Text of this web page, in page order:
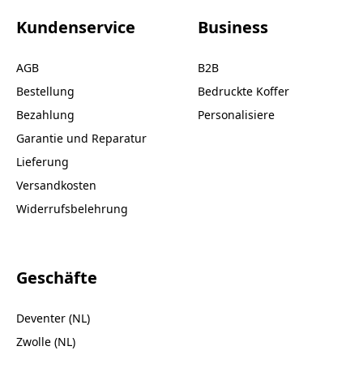
Kundenservice
AGB
Bestellung
Bezahlung
Garantie und Reparatur
Lieferung
Versandkosten
Widerrufsbelehrung
Business
B2B
Bedruckte Koffer
Personalisiere
Geschäfte
Deventer (NL)
Zwolle (NL)